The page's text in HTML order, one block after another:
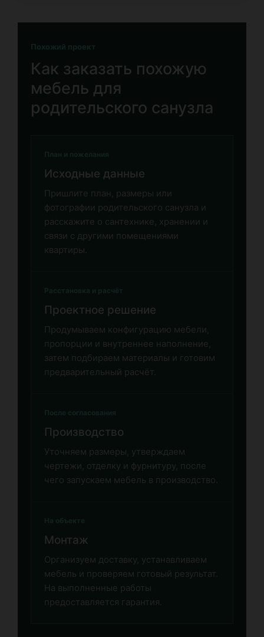
Как заказать похожую
мебель для
родительского санузла
Исходные данные
Пришлите план, размеры или
фотографии родительского санузла и
расскажите о сантехнике, хранении и
связи с другими помещениями
квартиры.
Проектное решение
Продумываем конфигурацию мебели,
пропорции и внутреннее наполнение,
затем подбираем материалы и готовим
предварительный расчёт.
Производство
Уточняем размеры, утверждаем
чертежи, отделку и фурнитуру, после
чего запускаем мебель в производство.
Монтаж
Организуем доставку, устанавливаем
мебель и проверяем готовый результат.
На выполненные работы
предоставляется гарантия.